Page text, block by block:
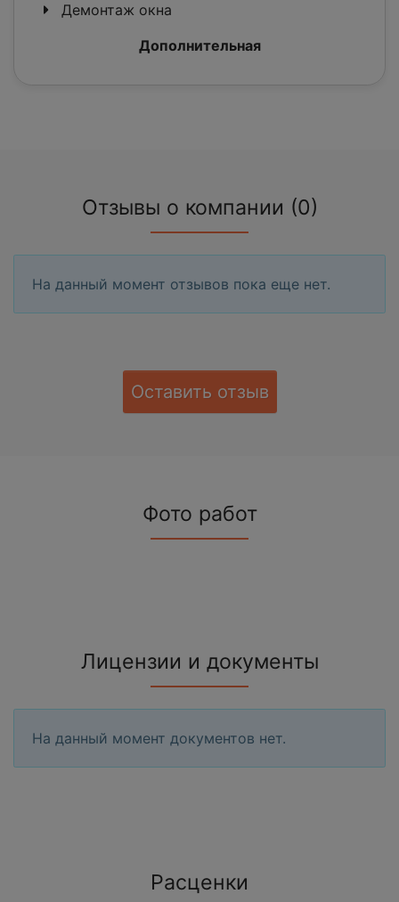
Демонтаж окна
Дополнительная
Отзывы о компании (0)
На данный момент отзывов пока еще нет.
Оставить отзыв
Фото работ
Лицензии и документы
На данный момент документов нет.
Расценки